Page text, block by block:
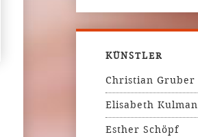
KÜNSTLER
Christian Gruber
Elisabeth Kulman
Esther Schöpf